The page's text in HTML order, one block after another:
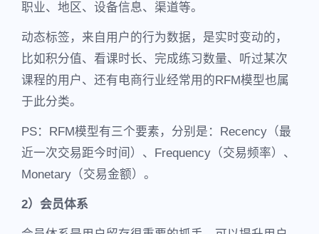
职业、地区、设备信息、渠道等。
动态标签，来自用户的行为数据，是实时变动的，
比如积分值、看课时长、完成练习数量、听过某次
课程的用户、还有电商行业经常用的RFM模型也属
于此分类。
PS：RFM模型有三个要素，分别是：Recency（最
近一次交易距今时间）、Frequency（交易频率）、
Monetary（交易金额）。
2）会员体系